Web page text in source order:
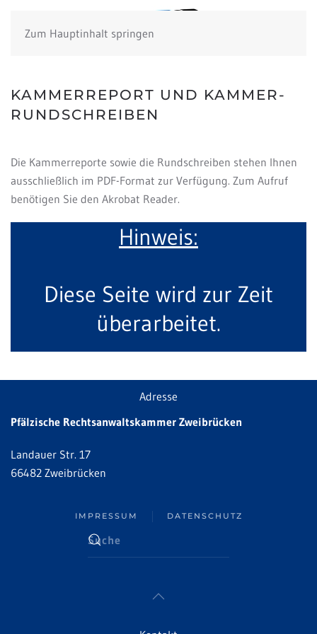
Zum Hauptinhalt springen
KAMMERREPORT UND KAMMER-
RUNDSCHREIBEN
Die Kammerreporte sowie die Rundschreiben stehen Ihnen
ausschließlich im PDF-Format zur Verfügung. Zum Aufruf
benötigen Sie den Akrobat Reader.
Hinweis:
Diese Seite wird zur Zeit
überarbeitet.
Adresse
Pfälzische Rechtsanwaltskammer Zweibrücken
Landauer Str. 17
66482 Zweibrücken
IMPRESSUM DATENSCHUTZ